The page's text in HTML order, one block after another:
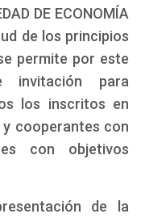
DE ECONOMÍA
de los principios
permite por este
invitación para
los inscritos en
cooperantes con
con objetivos
de la